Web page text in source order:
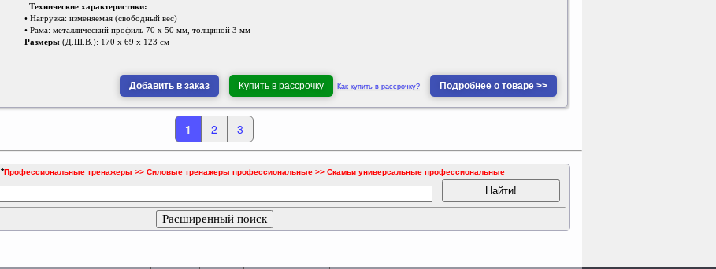
Технические характеристики:
• Нагрузка: изменяемая (свободный вес)
• Рама: металлический профиль 70 х 50 мм, толщиной 3 мм
Размеры (Д.Ш.В.): 170 х 69 х 123 см
Добавить в заказ Купить в рассрочку Как купить в рассрочку? Подробнее о товаре >>
1 2 3
*Профессиональные тренажеры >> Силовые тренажеры профессиональные >> Скамьи универсальные профессиональные
Расширенный поиск